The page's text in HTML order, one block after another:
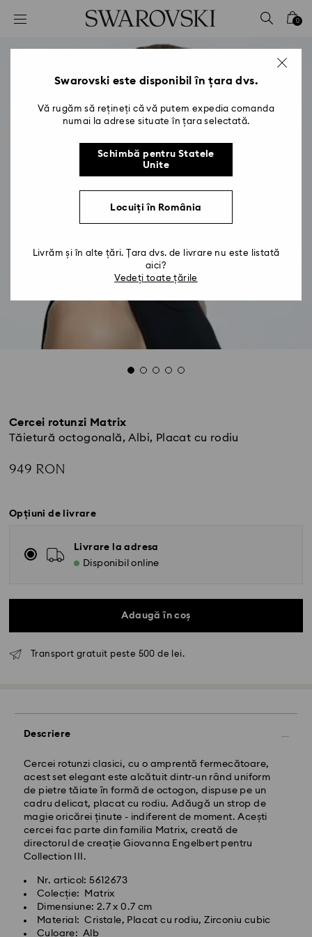
Accesskeys list
2 - Subsol
0
Cercei rotunzi Matrix
Tăietură octogonală, Albi, Placat cu rodiu
949 RON
Opțiuni de livrare
Livrare la adresa
Disponibil online
Adaugă în coș
Transport gratuit peste 500 de lei.
Descriere
Cercei rotunzi clasici, cu o amprentă fermecătoare,
acest set elegant este alcătuit dintr-un rând uniform
de pietre tăiate în formă de octogon, dispuse pe un
cadru delicat, placat cu rodiu. Adăugă un strop de
magie oricărei ținute - indiferent de moment. Acești
cercei fac parte din familia Matrix, creată de
directorul de creație Giovanna Engelbert pentru
Collection III.
Nr. articol: 5612673
Colecție: Matrix
Dimensiune: 2.7 x 0.7 cm
Material: Cristale, Placat cu rodiu, Zirconiu cubic
Culoare: Alb
Livrare standard - GLS
Termen de livrare standard: 4 zile lucrătoare după
Costul de expediere standard: RON 30
Livrare standard gratuită peste: RON 500
Livrare expres -FedEx
Comenzile plasate de luni până vineri până la ora
14:30 CET vor fi procesate și expediate în aceeași zi
lucrătoare.
Timp de livrare expres: 1-2 zi lucrătoare după
procesare și expediere
Costul de expediere expres: RON 110
Swarovski este disponibil în țara dvs.
Vă rugăm să rețineți că vă putem expedia comanda
numai la adrese situate în țara selectată.
Schimbă pentru Statele
Unite
Locuiți în România
Livrăm și în alte țări. Țara dvs. de livrare nu este listată
aici?
Vedeți toate țările